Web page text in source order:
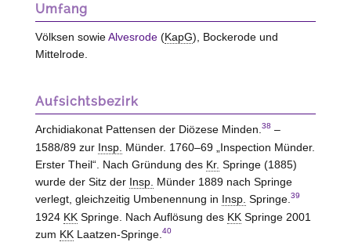
Umfang
Völksen sowieAlvesrode(KapG), Bockerode und
Mittelrode.
Aufsichtsbezirk
Archidiakonat Pattensen der Diözese Minden. 38 –
1588/89 zur Insp. Münder. 1760–69 „Inspection Münder.
Erster Theil“. Nach Gründung des Kr. Springe (1885)
wurde der Sitz der Insp. Münder 1889 nach Springe
verlegt, gleichzeitig Umbenennung in Insp. Springe. 39
1924 KKSpringe. Nach Auflösung des KKSpringe 2001
zum KKLaatzen-Springe. 40